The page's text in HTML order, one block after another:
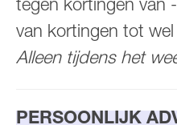
tegen kortingen van
van kortingen tot
Alleen tijdens het
PERSOONLIJK